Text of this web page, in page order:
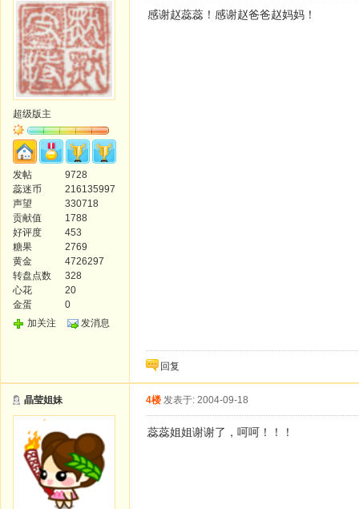
超级版主
发帖
9728
蕊迷币
216135997
声望
330718
贡献值
1788
好评度
453
糖果
2769
黄金
4726297
转盘点数
328
心花
20
金蛋
0
加关注
发消息
感谢赵蕊蕊！感谢赵爸爸赵妈妈！
回复
晶莹姐妹 4楼 发表于: 2004-09-18
蕊蕊姐姐谢谢了，呵呵！！！